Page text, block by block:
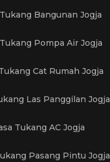
Bangunan Jogja
Pompa Air Jogja
Cat Rumah Jogja
Las Panggilan Jogja
Tukang AC Jogja
Pasang Pintu Jogja